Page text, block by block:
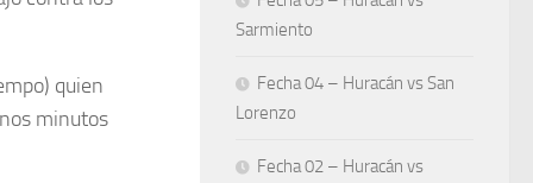
quien
minutos
Sarmiento
Fecha 04 – Huracán vs San
Lorenzo
Fecha 02 – Huracán vs